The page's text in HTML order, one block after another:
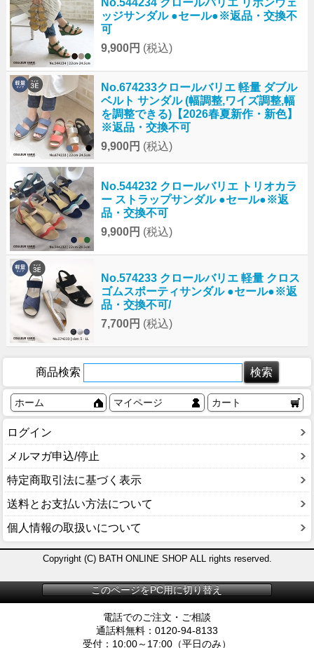
No.544234 クロールバリエ リボンウェ
ッジサンダル ●セール●※返品・交換不
可
9,900円 (税込)
No.674233クロールバリエ 軽量 ダブル
ベルト サンダル (幅調整,ワイズ調整,幅
を調整できる)【2026春夏新作・新色】
※返品・交換不可
9,900円 (税込)
No.544232 クロールバリエ トリオカラ
ー ストラップサンダル ●セール●※返
品・交換不可
9,900円 (税込)
No.574233 クロールバリエ 軽量 クロス
ゴムスポーティサンダル ●セール●※返
品・交換不可/
7,700円 (税込)
商品検索
ホーム マイページ カート
ログイン
メルマガ申込/停止
特定商取引法に基づく表示
送料とお支払い方法について
個人情報の取扱いについて
Copyright (C) BATH ONLINE SHOP ALL rights reserved.
電話でのご注文・ご相談
通話料無料：0120-94-8133
受付：10:00～17:00（平日のみ）
このページをPC用に切り替え